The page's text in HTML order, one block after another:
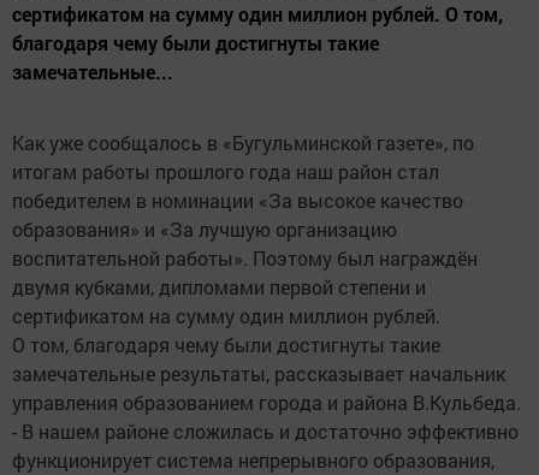
сертификатом на сумму один миллион рублей. О том,
благодаря чему были достигнуты такие
замечательные...
Как уже сообщалось в «Бугульминской газете», по
итогам работы прошлого года наш район стал
победителем в номинации «За высокое качество
образования» и «За лучшую организацию
воспитательной работы». Поэтому был награждён
двумя кубками, дипломами первой степени и
сертификатом на сумму один миллион рублей.
О том, благодаря чему были достигнуты такие
замечательные результаты, рассказывает начальник
управления образованием города и района В.Кульбеда.
- В нашем районе сложилась и достаточно эффективно
функционирует система непрерывного образования,